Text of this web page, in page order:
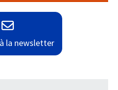
la newsletter